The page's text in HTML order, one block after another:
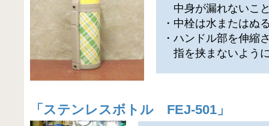
中身が漏れないこ
・中栓は水またはぬ
・ハンドル部を伸縮
指を挟まないよう
「 ステンレスボトル FEJ-501 」